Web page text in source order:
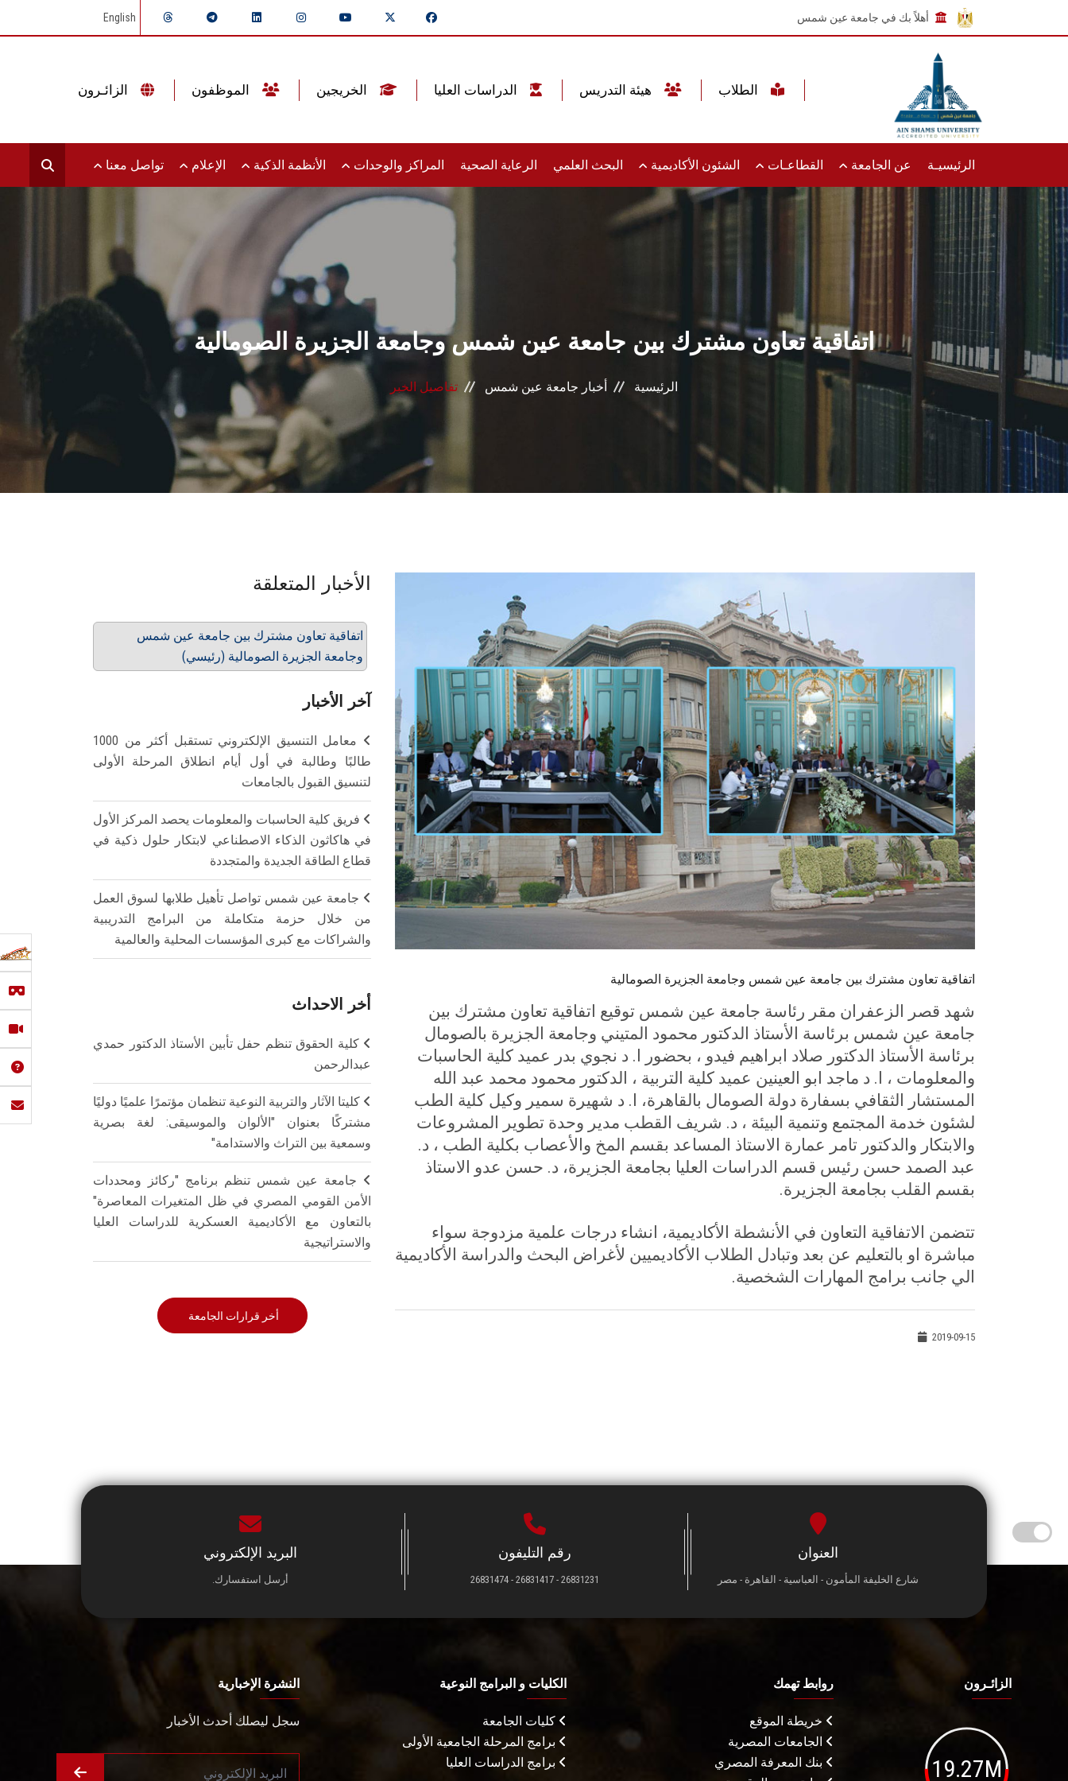
أهلاً بك في جامعة عين شمس English
الرئيسيـة عن الجامعة القطاعـات الشئون الأكاديمية البحث العلمي الرعاية الصحية المراكز والوحدات الأنظمة الذكية الإعلام تواصل معنا
اتفاقية تعاون مشترك بين جامعة عين شمس وجامعة الجزيرة الصومالية
الرئيسية أخبار جامعة عين شمس تفاصيل الخبر
اتفاقية تعاون مشترك بين جامعة عين شمس وجامعة الجزيرة الصومالية
شهد قصر الزعفران مقر رئاسة جامعة عين شمس توقيع اتفاقية تعاون مشترك بين
جامعة عين شمس برئاسة الأستاذ الدكتور محمود المتيني وجامعة الجزيرة بالصومال
برئاسة الأستاذ الدكتور صلاد ابراهيم فيدو ، بحضور ا. د نجوي بدر عميد كلية الحاسبات
والمعلومات ، ا. د ماجد ابو العينين عميد كلية التربية ، الدكتور محمود محمد عبد الله
المستشار الثقافي بسفارة دولة الصومال بالقاهرة، ا. د شهيرة سمير وكيل كلية الطب
لشئون خدمة المجتمع وتنمية البيئة ، د. شريف القطب مدير وحدة تطوير المشروعات
والابتكار والدكتور تامر عمارة الاستاذ المساعد بقسم المخ والأعصاب بكلية الطب ، د.
عبد الصمد حسن رئيس قسم الدراسات العليا بجامعة الجزيرة، د. حسن عدو الاستاذ
بقسم القلب بجامعة الجزيرة.
تتضمن الاتفاقية التعاون في الأنشطة الأكاديمية، انشاء درجات علمية مزدوجة سواء
مباشرة او بالتعليم عن بعد وتبادل الطلاب الأكاديميين لأغراض البحث والدراسة الأكاديمية
الي جانب برامج المهارات الشخصية.
2019-09-15
الأخبار المتعلقة
اتفاقية تعاون مشترك بين جامعة عين شمس
وجامعة الجزيرة الصومالية (رئيسي)
آخر الأخبار
معامل التنسيق الإلكتروني تستقبل أكثر من 1000
طالبًا وطالبة في أول أيام انطلاق المرحلة الأولى
لتنسيق القبول بالجامعات
فريق كلية الحاسبات والمعلومات يحصد المركز الأول
في هاكاثون الذكاء الاصطناعي لابتكار حلول ذكية في
قطاع الطاقة الجديدة والمتجددة
جامعة عين شمس تواصل تأهيل طلابها لسوق العمل
من خلال حزمة متكاملة من البرامج التدريبية
والشراكات مع كبرى المؤسسات المحلية والعالمية
أخر الاحداث
كلية الحقوق تنظم حفل تأبين الأستاذ الدكتور حمدي
عبدالرحمن
كليتا الآثار والتربية النوعية تنظمان مؤتمرًا علميًا دوليًا
مشتركًا بعنوان "الألوان والموسيقى: لغة بصرية
وسمعية بين التراث والاستدامة"
جامعة عين شمس تنظم برنامج "ركائز ومحددات
الأمن القومي المصري في ظل المتغيرات المعاصرة"
بالتعاون مع الأكاديمية العسكرية للدراسات العليا
والاستراتيجية
أخر قرارات الجامعة
العنوان
شارع الخليفة المأمون - العباسية - القاهرة - مصر
رقم التليفون
26831231 - 26831417 - 26831474
البريد الإلكتروني
أرسل استفسارك.
الزائـرون
19.27M
روابط تهمك
خريطة الموقع
الجامعات المصرية
بنك المعرفة المصري
الكليات و البرامج النوعية
كليات الجامعة
برامج المرحلة الجامعية الأولى
برامج الدراسات العليا
النشرة الإخبارية
سجل ليصلك أحدث الأخبار